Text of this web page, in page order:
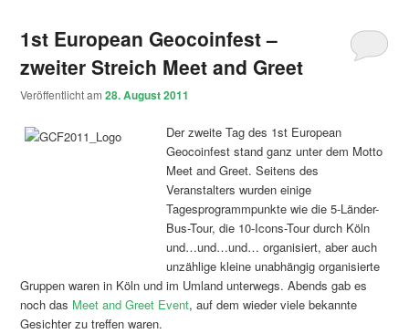
1st European Geocoinfest –
zweiter Streich Meet and Greet
Veröffentlicht am28. August 2011
Der zweite Tag des 1st European
Geocoinfest stand ganz unter dem Motto
Meet and Greet. Seitens des
Veranstalters wurden einige
Tagesprogrammpunkte wie die 5-Länder-
Bus-Tour, die 10-Icons-Tour durch Köln
und…und…und… organisiert, aber auch
unzählige kleine unabhängig organisierte
Gruppen waren in Köln und im Umland unterwegs. Abends gab es
noch das Meet and Greet Event, auf dem wieder viele bekannte
Gesichter zu treffen waren.